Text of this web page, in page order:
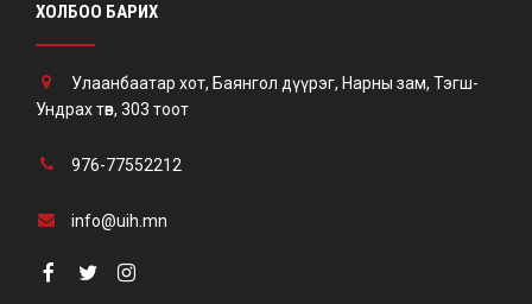
ХОЛБОО БАРИХ
Улаанбаатар хот, Баянгол дүүрэг, Нарны зам, Тэгш-
Ундрах төв, 303 тоот
976-77552212
info@uih.mn